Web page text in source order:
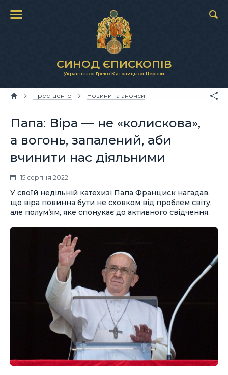
СИНОД ЄПИСКОПІВ
Української Греко-Католицької Церкви
Прес-центр Новини та анонси
Папа: Віра — не «колискова»,
а вогонь, запалений, аби
вчинити нас діяльними
15 серпня 2022
У своїй недільній катехизі Папа Франциск нагадав,
що віра повинна бути не сховком від проблем світу,
але полум’ям, яке спонукає до активного свідчення.